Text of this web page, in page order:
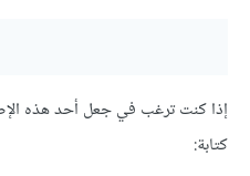
إذا كنت ترغب في جعل أحد هذه
كتابة: